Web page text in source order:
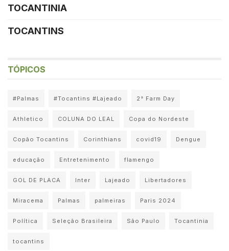
TOCANTINIA
TOCANTINS
TÓPICOS
#Palmas #Tocantins #Lajeado 2° Farm Day
Athletico COLUNA DO LEAL Copa do Nordeste
Copão Tocantins Corinthians covid19 Dengue
educação Entretenimento flamengo
GOL DE PLACA Inter Lajeado Libertadores
Miracema Palmas palmeiras Paris 2024
Política Seleção Brasileira São Paulo Tocantinia
tocantins